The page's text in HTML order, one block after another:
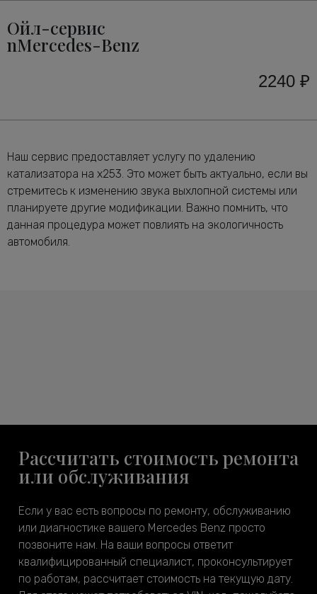
Ойл-сервис
nMercedes-Benz
2240 ₽
Наш сервис предоставляет услугу по удалению
катализатора на x253. Это может быть актуально, если вы
стремитесь к изменению звука выхлопной системы или
планируете другие модификации. Важно помнить, что
данная процедура может повлиять на экологичность
автомобиля.
Рассчитать стоимость ремонта
или обслуживания
Если у вас есть вопросы по ремонту, обслуживанию
или диагностике вашего Mercedes Benz просто
позвоните нам. На ваши вопросы ответит
квалифицированный специалист, проконсультирует
по работам, рассчитает стоимость на текущую дату.